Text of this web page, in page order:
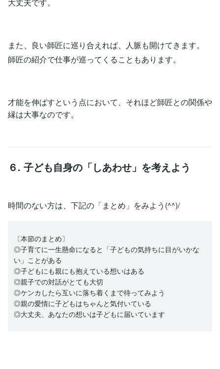
また、良い師匠に巡り合えれば、人脈も開けてきます。
師匠の紹介で仕事が巡ってくることもあります。
才能を伸ばすという点において、それほど師匠との関係や
縁は大事なのです。
６. 子ども自身の「しあわせ」を考えよう
時間のない方は、下記の「まとめ」をみよう(^^)/
〔本節のまとめ〕
◎子育てに一生懸命になると「子どもの気持ちに目がいかな
い」ことがある
◎子どもにも親にも抱えている想いはある
◎親子での対話がとても大切
◎ケンカしたら互いに落ち着くまで待ってみよう
◎親の愛情に子どもはちゃんと気付いている
◎大丈夫、あなたの想いは子どもに届いています